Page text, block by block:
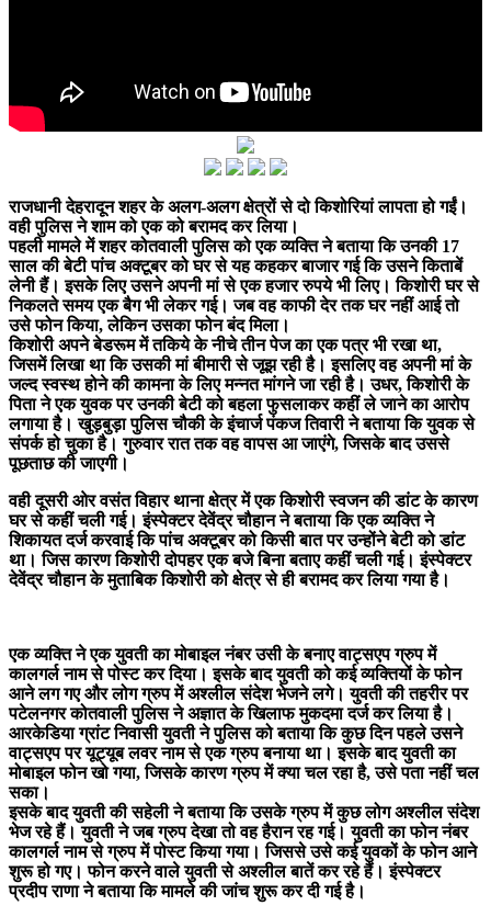
राजधानी देहरादून शहर के अलग-अलग क्षेत्रों से दो किशोरियां लापता हो गईं।
वही पुलिस ने शाम को एक को बरामद कर लिया।
पहली मामले में शहर कोतवाली पुलिस को एक व्यक्ति ने बताया कि उनकी 17
साल की बेटी पांच अक्टूबर को घर से यह कहकर बाजार गई कि उसने किताबें
लेनी हैं। इसके लिए उसने अपनी मां से एक हजार रुपये भी लिए। किशोरी घर से
निकलते समय एक बैग भी लेकर गई। जब वह काफी देर तक घर नहीं आई तो
उसे फोन किया, लेकिन उसका फोन बंद मिला।
किशोरी अपने बेडरूम में तकिये के नीचे तीन पेज का एक पत्र भी रखा था,
जिसमें लिखा था कि उसकी मां बीमारी से जूझ रही है। इसलिए वह अपनी मां के
जल्द स्वस्थ होने की कामना के लिए मन्नत मांगने जा रही है। उधर, किशोरी के
पिता ने एक युवक पर उनकी बेटी को बहला फुसलाकर कहीं ले जाने का आरोप
लगाया है। खुड़बुड़ा पुलिस चौकी के इंचार्ज पंकज तिवारी ने बताया कि युवक से
संपर्क हो चुका है। गुरुवार रात तक वह वापस आ जाएंगे, जिसके बाद उससे
पूछताछ की जाएगी।
वही दूसरी ओर वसंत विहार थाना क्षेत्र में एक किशोरी स्वजन की डांट के कारण
घर से कहीं चली गई। इंस्पेक्टर देवेंद्र चौहान ने बताया कि एक व्यक्ति ने
शिकायत दर्ज करवाई कि पांच अक्टूबर को किसी बात पर उन्होंने बेटी को डांट
था। जिस कारण किशोरी दोपहर एक बजे बिना बताए कहीं चली गई। इंस्पेक्टर
देवेंद्र चौहान के मुताबिक किशोरी को क्षेत्र से ही बरामद कर लिया गया है।
एक व्यक्ति ने एक युवती का मोबाइल नंबर उसी के बनाए वाट्सएप ग्रुप में
कालगर्ल नाम से पोस्ट कर दिया। इसके बाद युवती को कई व्यक्तियों के फोन
आने लग गए और लोग ग्रुप में अश्लील संदेश भेजने लगे। युवती की तहरीर पर
पटेलनगर कोतवाली पुलिस ने अज्ञात के खिलाफ मुकदमा दर्ज कर लिया है।
आरकेडिया ग्रांट निवासी युवती ने पुलिस को बताया कि कुछ दिन पहले उसने
वाट्सएप पर यूट्यूब लवर नाम से एक ग्रुप बनाया था। इसके बाद युवती का
मोबाइल फोन खो गया, जिसके कारण ग्रुप में क्या चल रहा है, उसे पता नहीं चल
सका।
इसके बाद युवती की सहेली ने बताया कि उसके ग्रुप में कुछ लोग अश्लील संदेश
भेज रहे हैं। युवती ने जब ग्रुप देखा तो वह हैरान रह गई। युवती का फोन नंबर
कालगर्ल नाम से ग्रुप में पोस्ट किया गया। जिससे उसे कई युवकों के फोन आने
शुरू हो गए। फोन करने वाले युवती से अश्लील बातें कर रहे हैं। इंस्पेक्टर
प्रदीप राणा ने बताया कि मामले की जांच शुरू कर दी गई है।